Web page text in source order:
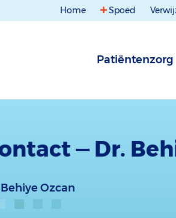
Home Spoed
Patiëntenzorg
— Dr.
Ozcan